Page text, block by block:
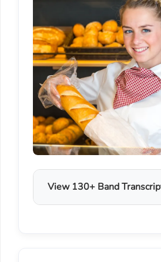
View 130+ Band